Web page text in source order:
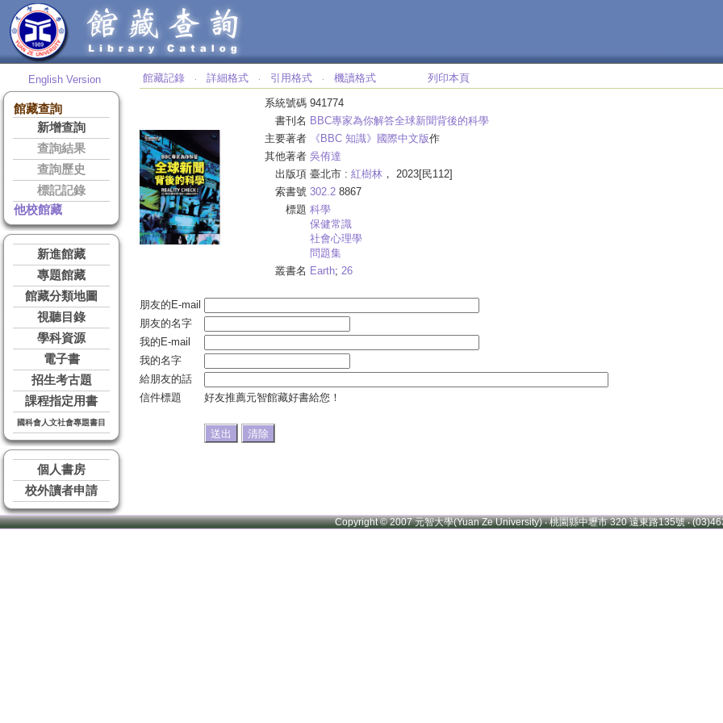
English Version
館藏查詢
新增查詢
查詢結果
查詢歷史
標記記錄
他校館藏
新進館藏
專題館藏
館藏分類地圖
視聽目錄
學科資源
電子書
招生考古題
課程指定用書
國科會人文社會專題書目
個人書房
校外讀者申請
館藏記錄 ‧ 詳細格式 ‧ 引用格式 ‧ 機讀格式 列印本頁
系統號碼 941774
書刊名 BBC專家為你解答全球新聞背後的科學
主要著者
《BBC 知識》國際中文版作
其他著者 吳侑達
出版項 臺北市 : 紅樹林 ， 2023[民112]
索書號 302.2 8867
標題 科學
保健常識
社會心理學
問題集
叢書名 Earth; 26
朋友的E-mail
朋友的名字
我的E-mail
我的名字
給朋友的話
信件標題
好友推薦元智館藏好書給您！
Copyright © 2007 元智大學(Yuan Ze University) ‧ 桃園縣中壢市 320 遠東路135號 ‧